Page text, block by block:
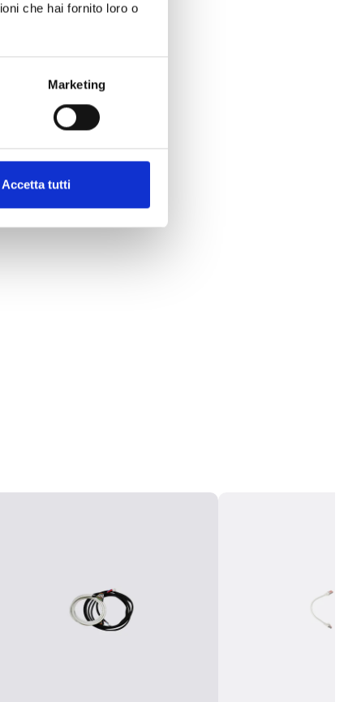
che hai fornito loro o
Marketing
Accetta tutti